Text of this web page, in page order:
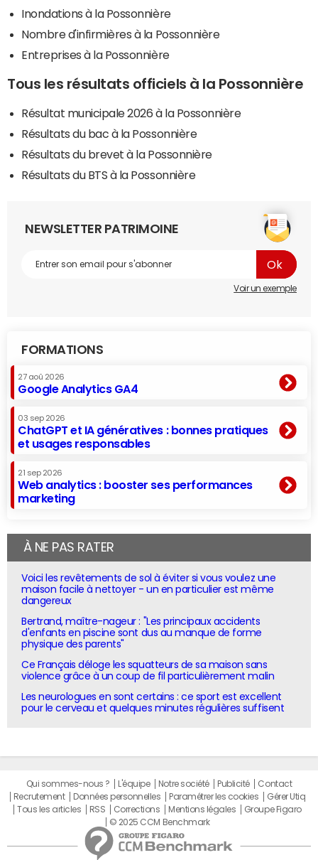
Inondations à la Possonnière
Nombre d'infirmières à la Possonnière
Entreprises à la Possonnière
Tous les résultats officiels à la Possonnière
Résultat municipale 2026 à la Possonnière
Résultats du bac à la Possonnière
Résultats du brevet à la Possonnière
Résultats du BTS à la Possonnière
NEWSLETTER PATRIMOINE
Voir un exemple
FORMATIONS
27 aoû 2026
Google Analytics GA4
03 sep 2026
ChatGPT et IA génératives : bonnes pratiques
et usages responsables
21 sep 2026
Web analytics : booster ses performances
marketing
À NE PAS RATER
Voici les revêtements de sol à éviter si vous voulez une
maison facile à nettoyer - un en particulier est même
dangereux
Bertrand, maître-nageur : "Les principaux accidents
d'enfants en piscine sont dus au manque de forme
physique des parents"
Ce Français déloge les squatteurs de sa maison sans
violence grâce à un coup de fil particulièrement malin
Les neurologues en sont certains : ce sport est excellent
pour le cerveau et quelques minutes régulières suffisent
Qui sommes-nous ? L'équipe Notre société Publicité
Contact
Recrutement
Données personnelles Paramétrer les cookies
Gérer Utiq
Tous les articles
RSS Corrections Mentions légales
Groupe Figaro
© 2025 CCM Benchmark